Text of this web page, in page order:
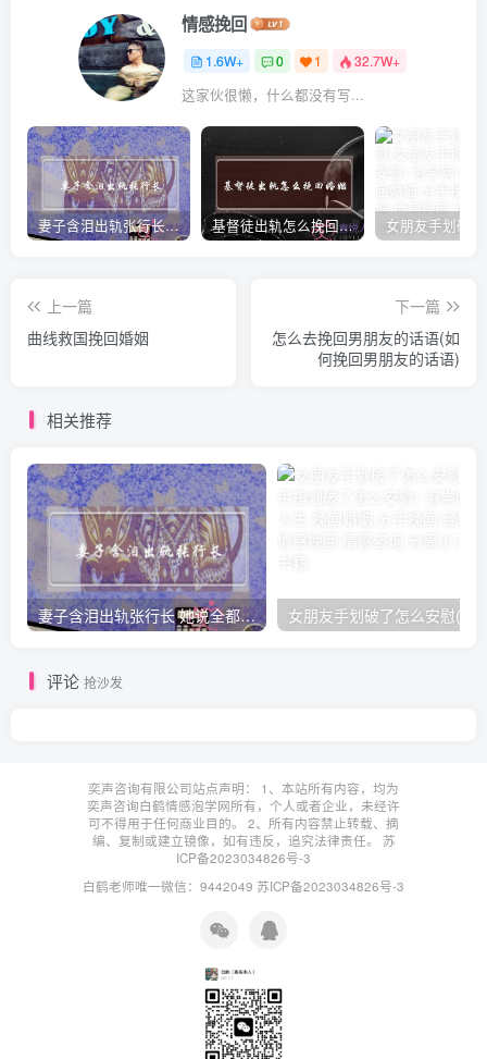
情感挽回
1.6W+ 0 1 32.7W+
这家伙很懒，什么都没有写...
妻子含泪出轨张行长 她说全都是因为家中 基督徒出轨怎么挽回婚姻(基督徒面对出轨婚姻)
上一篇
曲线救国挽回婚姻
下一篇
怎么去挽回男朋友的话语(如
何挽回男朋友的话语)
相关推荐
妻子含泪出轨张行长 她说全都是因为家中
评论 抢沙发
奕声咨询有限公司站点声明： 1、本站所有内容，均为
奕声咨询白鹤情感泡学网所有，个人或者企业，未经许
可不得用于任何商业目的。 2、所有内容禁止转载、摘
编、复制或建立镜像，如有违反，追究法律责任。 苏
ICP备2023034826号-3
白鹤老师唯一微信：9442049 苏ICP备2023034826号-3